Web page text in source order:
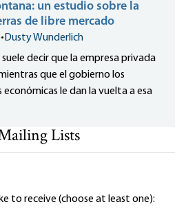
un estudio sobre la
de libre mercado
• Dusty Wunderlich
suele decir que la empresa privada
que el gobierno los
económicas le dan la vuelta a esa
Lists
to receive (choose at least one):